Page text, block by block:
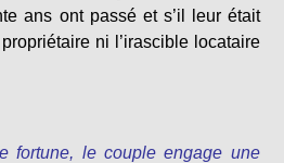
ans ont passé et s’il leur était
ni l’irascible locataire
fortune, le couple engage une